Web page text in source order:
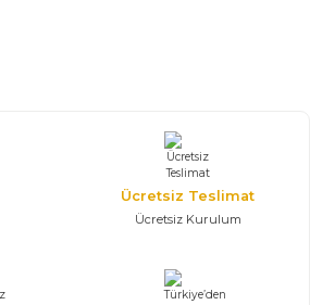
Ücretsiz Teslimat
Ücretsiz Kurulum